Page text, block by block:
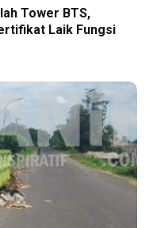
Tower BTS,
Laik Fungsi